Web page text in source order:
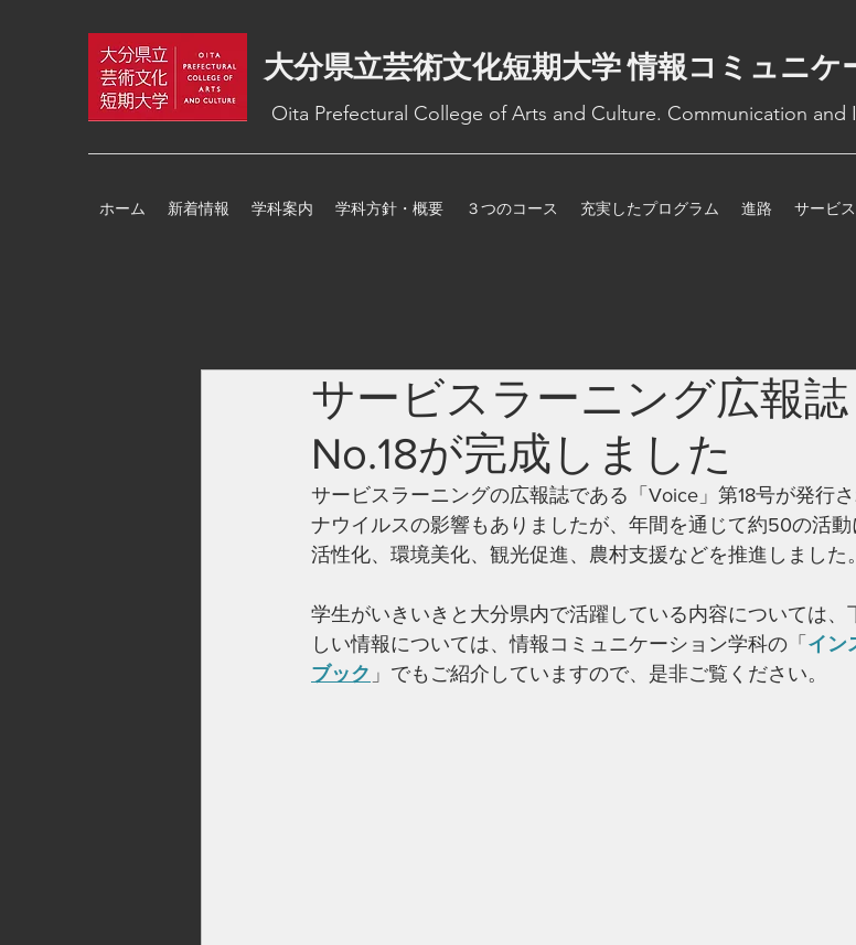
大分県立芸術文化短期大学 情報コミュニケ
Oita Prefectural College of Arts and Culture. Communication and
ホーム 新着情報 学科案内 学科方針・概要 ３つのコース 充実したプログラム 進路 サービ
サービスラーニング広報誌
No.18が完成しました
サービスラーニングの広報誌である「Voice」第18号が発行
ナウイルスの影響もありましたが、年間を通じて約50の活
活性化、環境美化、観光促進、農村支援などを推進しました。
学生がいきいきと大分県内で活躍している内容については
しい情報については、情報コミュニケーション学科の「 イン
ブック 」でもご紹介していますので、是非ご覧ください。